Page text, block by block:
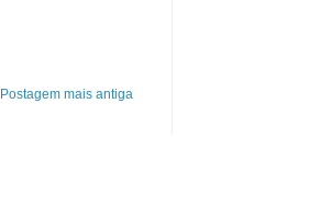
Postagem mais antiga